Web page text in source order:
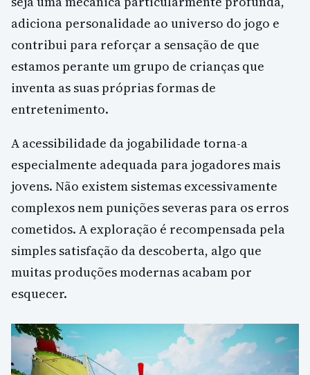
adiciona personalidade ao universo do jogo e
contribui para reforçar a sensação de que
estamos perante um grupo de crianças que
inventa as suas próprias formas de
entretenimento.
A acessibilidade da jogabilidade torna-a
especialmente adequada para jogadores mais
jovens. Não existem sistemas excessivamente
complexos nem punições severas para os erros
cometidos. A exploração é recompensada pela
simples satisfação da descoberta, algo que
muitas produções modernas acabam por
esquecer.